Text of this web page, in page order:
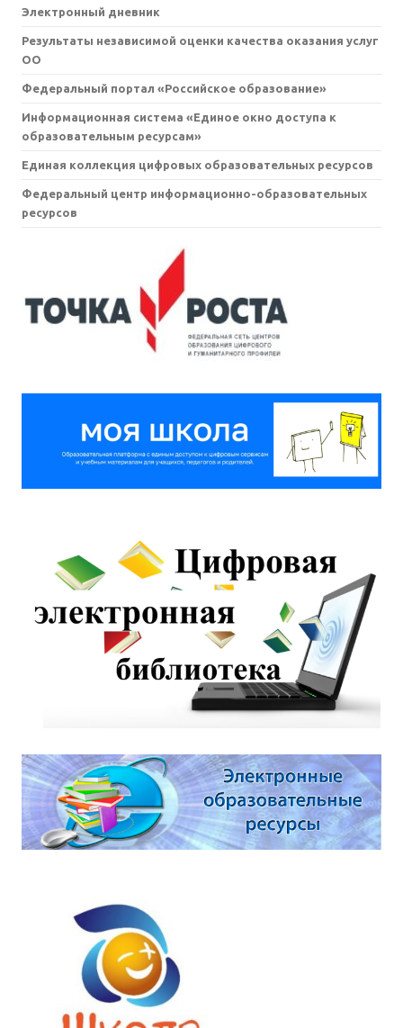
Электронный дневник
Результаты независимой оценки качества оказания услуг
ОО
Федеральный портал «Российское образование»
Информационная система «Единое окно доступа к
образовательным ресурсам»
Единая коллекция цифровых образовательных ресурсов
Федеральный центр информационно-образовательных
ресурсов